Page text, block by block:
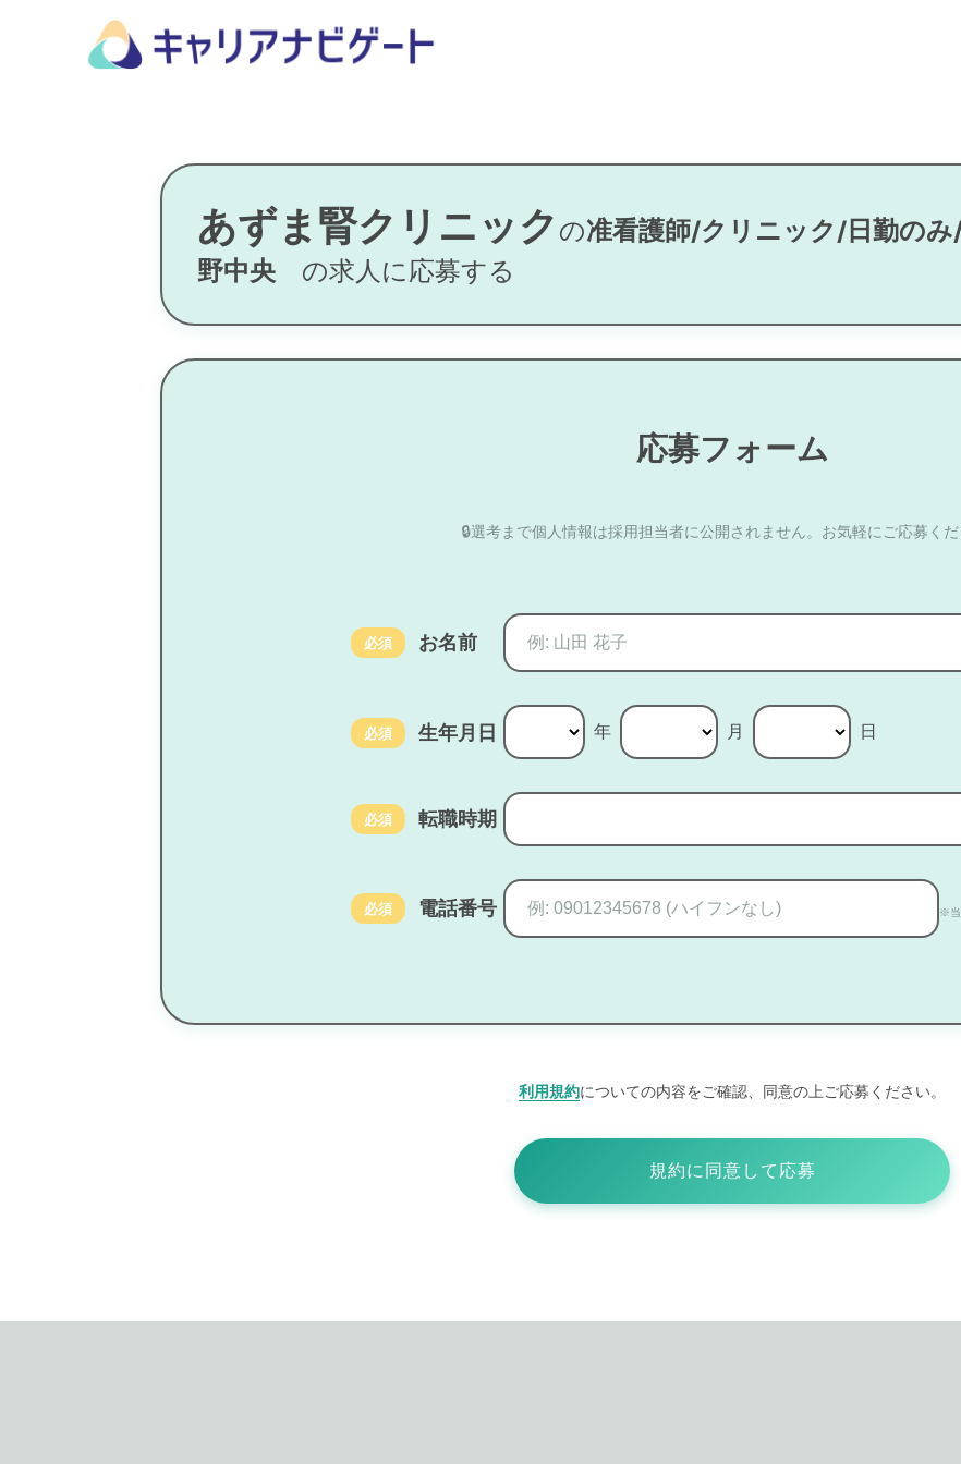
あずま腎クリニック の准看護師/クリニック/日勤の
野中央 の求人に応募する
応募フォーム
🔒選考まで個人情報は採用担当者に公開されません。お気軽にご応募くだ
必須 お名前
必須 生年月日 年 月 日
必須 転職時期
必須 電話番号 ※当
利用規約についての内容をご確認、同意の上ご応募ください。
規約に同意して応募